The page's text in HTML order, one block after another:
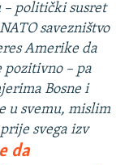
– politički susret
savezništvo
Amerike da
pozitivno – pa
Bosne i
u svemu, mislim
svega izv
da